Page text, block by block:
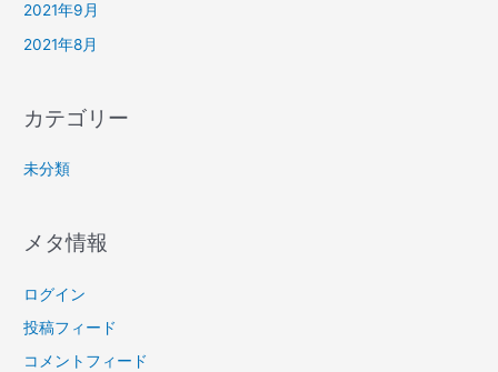
2021年9月
2021年8月
カテゴリー
未分類
メタ情報
ログイン
投稿フィード
コメントフィード